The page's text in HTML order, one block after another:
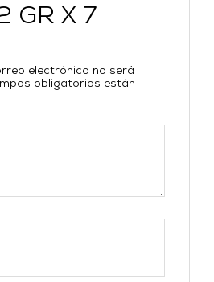
GR X 7
electrónico no será
obligatorios están